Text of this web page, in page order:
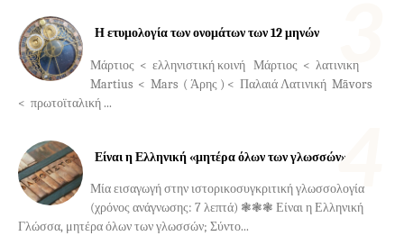
Η ετυμολογία των ονομάτων των 12 μηνών
Μάρτιος < ελληνιστική κοινή Μάρτιος < λατινική
Martius < Mars ( Άρης ) < Παλαιά Λατινική Māvors
< πρωτοϊταλική ...
Είναι η Ελληνική «μητέρα όλων των γλωσσών»;
Μία εισαγωγή στην ιστορικοσυγκριτική γλωσσολογία
(χρόνος ανάγνωσης: 7 λεπτά) ❃❃❃ Είναι η Ελληνική
Γλώσσα, μητέρα όλων των γλωσσών; Σύντο...